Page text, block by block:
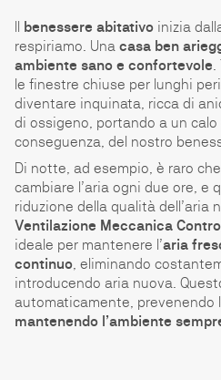
Il benessere abitativo inizia
respiriamo. Una casa ben
ambiente sano e confortevole.
le finestre chiuse per lunghi
diventare inquinata, ricca di
di ossigeno, portando a un calo
conseguenza, del nostro
Di notte, ad esempio, è raro
cambiare l’aria ogni due ore, e
riduzione della qualità dell’aria
Ventilazione Meccanica
ideale per mantenere l’aria
continuo, eliminando
introducendo aria nuova.
automaticamente, prevenendo
mantenendo l’ambiente